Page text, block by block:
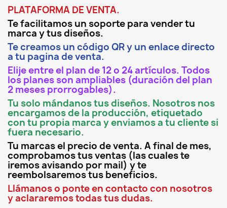
PLATAFORMA DE VENTA.
Te facilitamos un soporte para vender tu
marca y tus diseños.
Te creamos un código QR y un enlace directo
a tu pagina de venta.
Elije entre el plan de 12 o 24 artículos. Todos
los planes son ampliables (duración del plan
2 meses prorrogables).
Tu solo mándanos tus diseños. Nosotros nos
encargamos de la producción, etiquetado
con tu propia marca y enviamos a tu cliente si
fuera necesario.
Tu marcas el precio de venta. A final de mes,
comprobamos tus ventas (las cuales te
iremos avisando por mail) y te
reembolsaremos tus beneficios.
Llámanos o ponte en contacto con nosotros
y aclararemos todas tus dudas.